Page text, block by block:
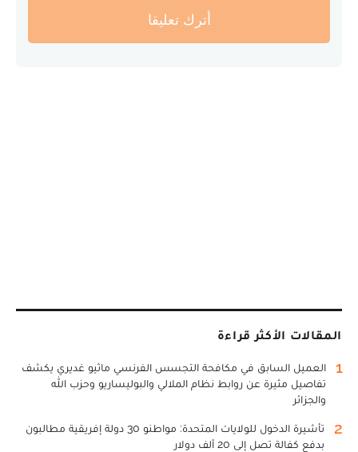
أترك تعليقا
المقالات الأكثر قراءة
1
العميل السابق في مكافحة التجسس الفرنسي ماثيو غديري يكشف
تفاصيل مثيرة عن روابط نظام الملالي والبوليساريو وحزب الله
والجزائر
2
تأشيرة الدخول للولايات المتحدة: مواطنو 30 دولة إفريقية مطالبون
بدفع كفالة تصل إلى 20 ألف دولار